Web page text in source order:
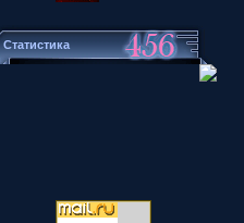
Статистика